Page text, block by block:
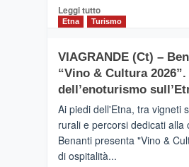
di
Airbnb.
la
Valle
Alcantara
nei
primi
classifica
siciliana
Leggi tuttoLeggi
di
IL
SAN
DOMENICO
TAORMINA,
UN
HOTEL
FOUR
Etna Turismo
VIAGRANDE (Ct) –
“Vino & Cultura
dell’enoturismo
Ai piedi dell'Etna, tra vigneti
rurali e percorsi dedicati alla
Benanti presenta "Vino &
di ospitalità...